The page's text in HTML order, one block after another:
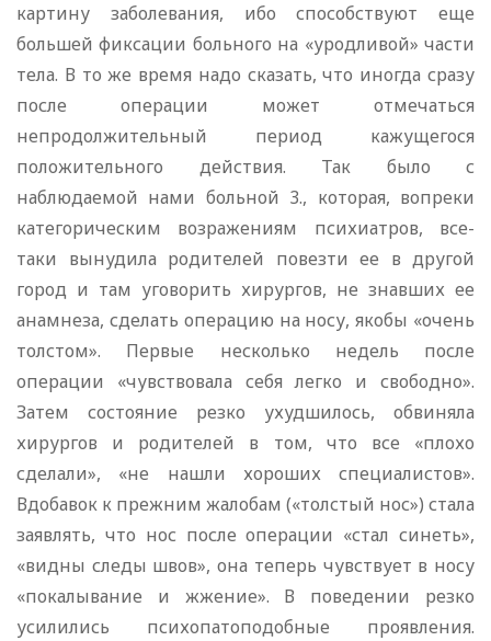
картину заболевания, ибо способствуют еще
большей фиксации больного на «уродливой» части
тела. В то же время надо сказать, что иногда сразу
после операции может отмечаться
непродолжительный период кажущегося
положительного действия. Так было с
наблюдаемой нами больной 3., которая, вопреки
категорическим возражениям психиатров, все-
таки вынудила родителей повезти ее в другой
город и там уговорить хирургов, не знавших ее
анамнеза, сделать операцию на носу, якобы «очень
толстом». Первые несколько недель после
операции «чувствовала себя легко и свободно».
Затем состояние резко ухудшилось, обвиняла
хирургов и родителей в том, что все «плохо
сделали», «не нашли хороших специалистов».
Вдобавок к прежним жалобам («толстый нос») стала
заявлять, что нос после операции «стал синеть»,
«видны следы швов», она теперь чувствует в носу
«покалывание и жжение». В поведении резко
усилились психопатоподобные проявления.